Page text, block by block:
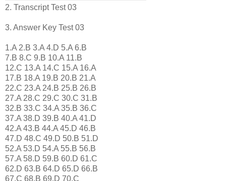
2. Transcript Test 03
3. Answer Key Test 03
1.A 2.B 3.A 4.D 5.A 6.B
7.B 8.C 9.B 10.A 11.B
12.C 13.A 14.C 15.A 16.A
17.B 18.A 19.B 20.B 21.A
22.C 23.A 24.B 25.B 26.B
27.A 28.C 29.C 30.C 31.B
32.B 33.C 34.A 35.B 36.C
37.A 38.D 39.B 40.A 41.D
42.A 43.B 44.A 45.D 46.B
47.D 48.C 49.D 50.B 51.D
52.A 53.D 54.A 55.B 56.B
57.A 58.D 59.B 60.D 61.C
62.D 63.B 64.D 65.D 66.B
67.C 68.B 69.D 70.C